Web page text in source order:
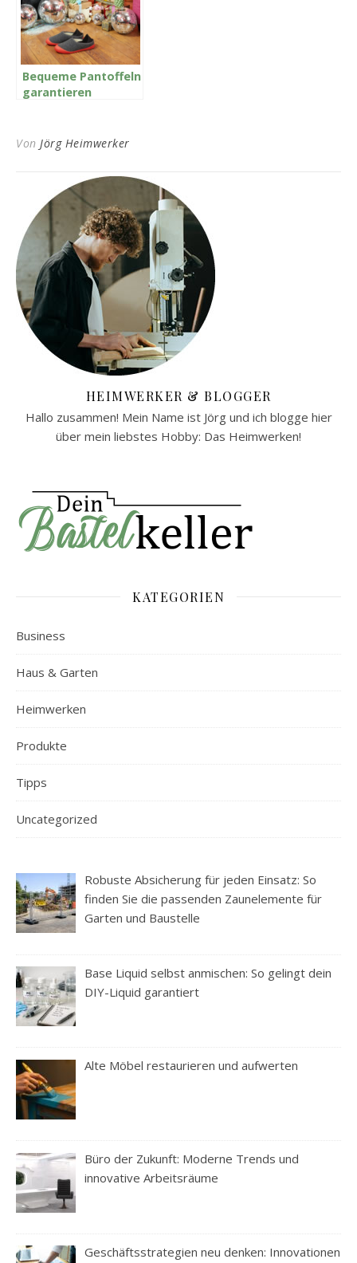
Bequeme Pantoffeln
garantieren
Von Jörg Heimwerker
HEIMWERKER & BLOGGER
Hallo zusammen! Mein Name ist Jörg und ich blogge hier
über mein liebstes Hobby: Das Heimwerken!
KATEGORIEN
Business
Haus & Garten
Heimwerken
Produkte
Tipps
Uncategorized
Robuste Absicherung für jeden Einsatz: So
finden Sie die passenden Zaunelemente für
Garten und Baustelle
Base Liquid selbst anmischen: So gelingt dein
DIY-Liquid garantiert
Alte Möbel restaurieren und aufwerten
Büro der Zukunft: Moderne Trends und
innovative Arbeitsräume
Geschäftsstrategien neu denken: Innovationen